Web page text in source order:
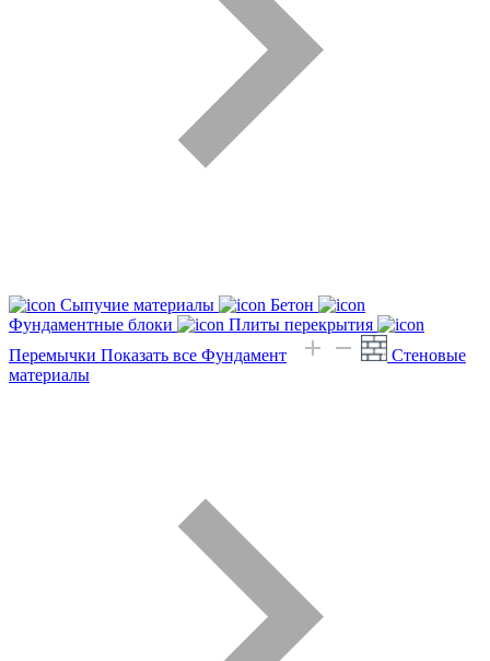
Сыпучие материалы
Бетон
Фундаментные блоки
Плиты перекрытия
Перемычки Показать все Фундамент
Стеновые
материалы